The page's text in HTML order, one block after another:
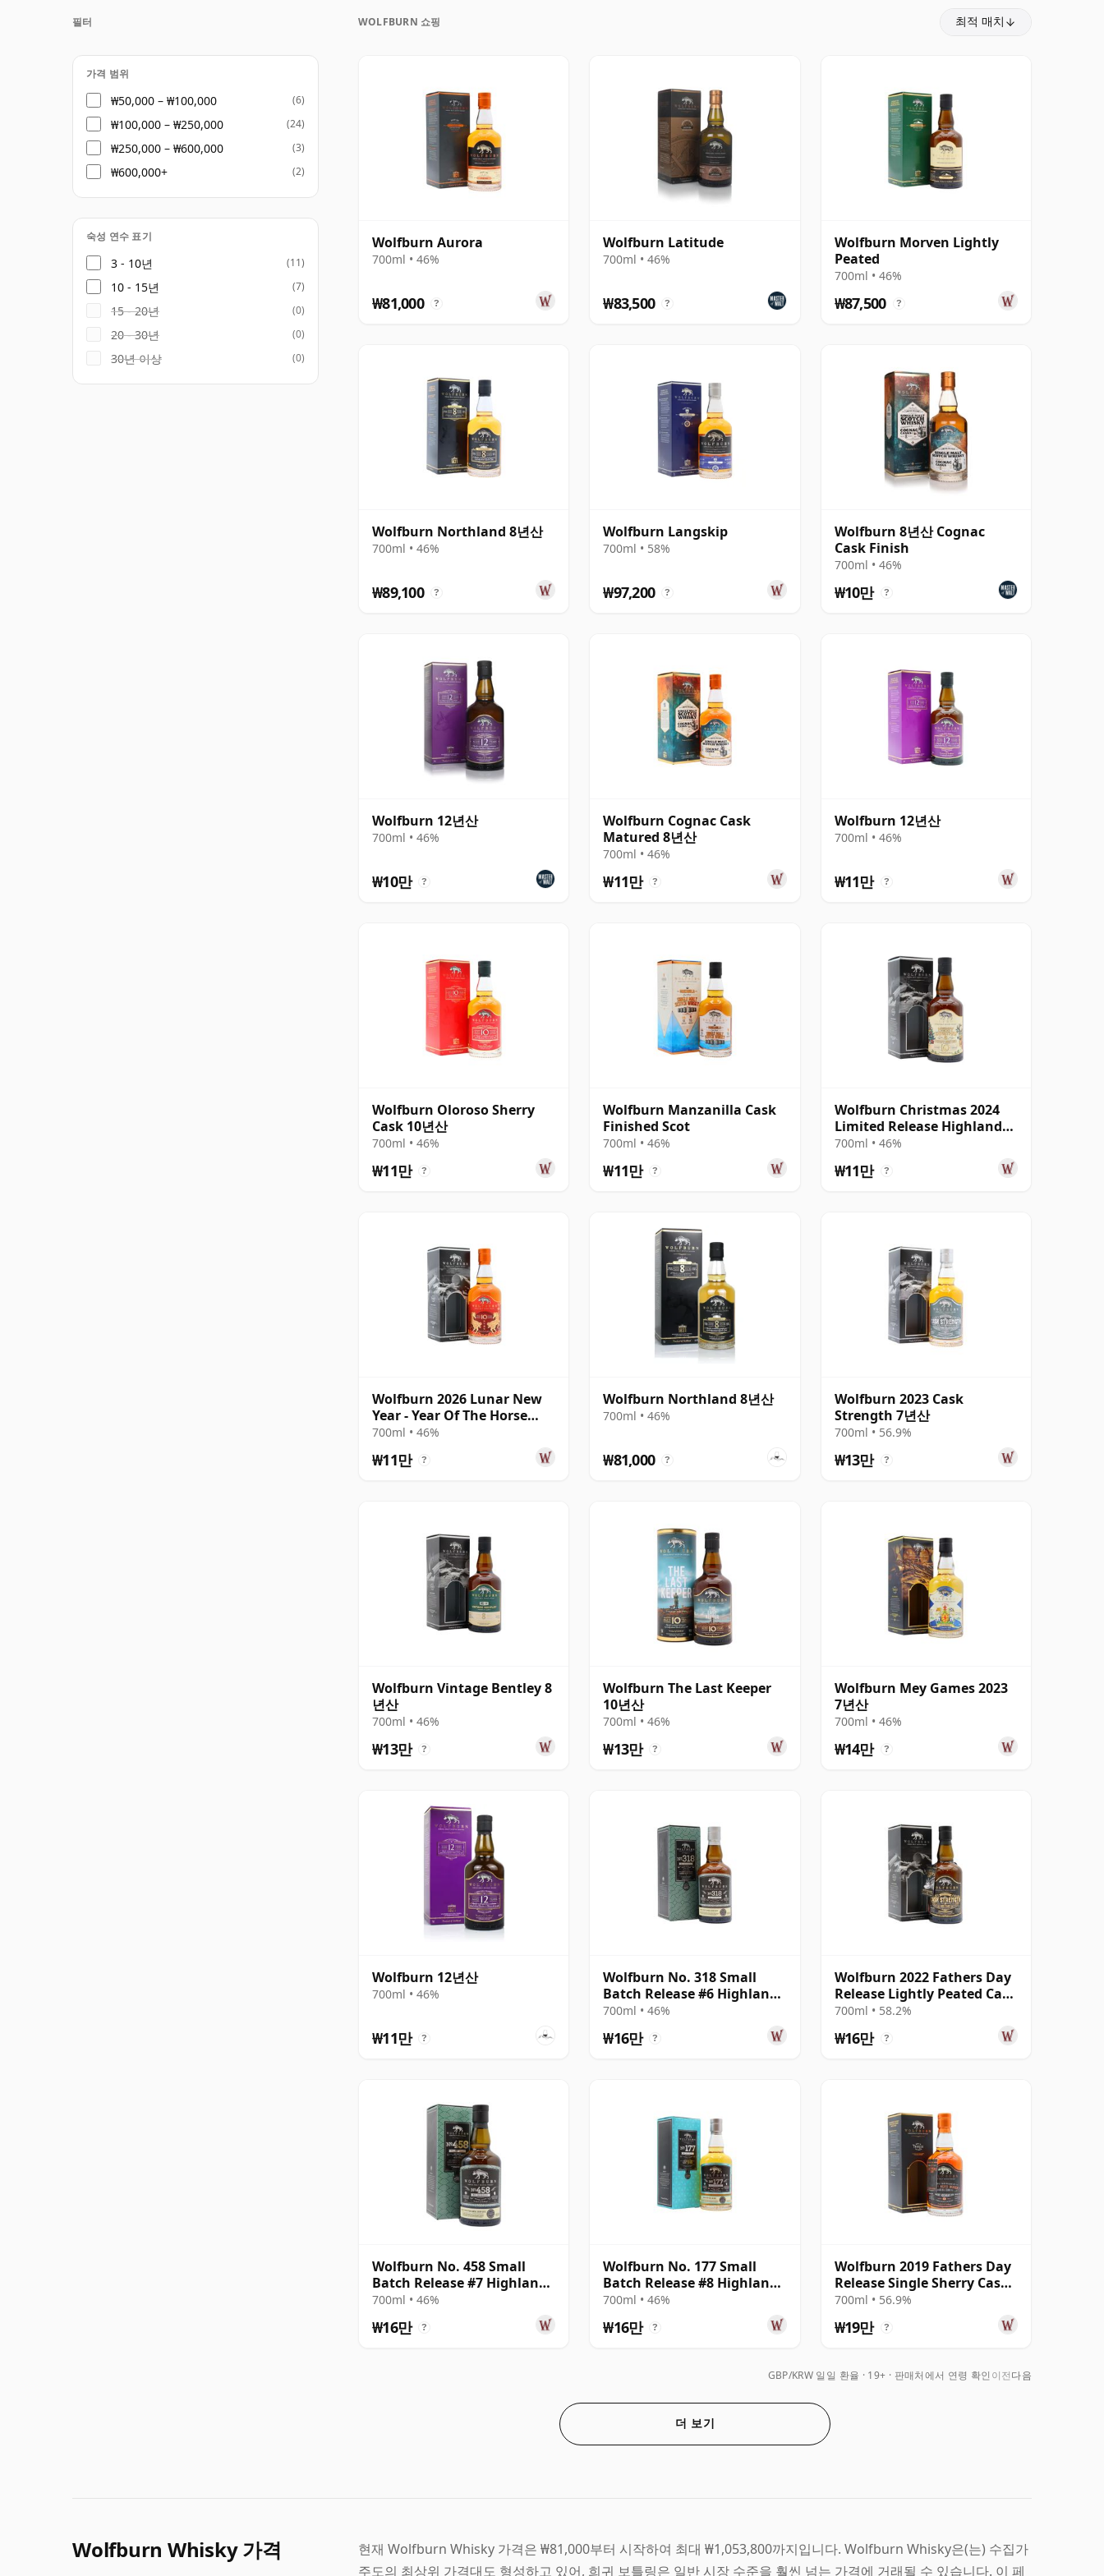
어 있으며, 각각 피트를 사용하지 않은 부드럽게 과일향이 나는 것부터 더욱 스모키한 캐스크 스트렝
스 릴리스까지 울프번 스타일의 약간씩 다른 면을 보여줍니다.
울프번은 또한 실무 중심의 접근 방식과 서소에서 점점 확고해지는 방문객 존재감을 갖춘 독립적인
북부 증류소로서 강한 정체성을 발전시켜 왔습니다. 현재 팀 페이지는 이안 커를 현재 증류소 매니저
로 소개하기보다는 더 광범위한 생산 및 운영 팀을 강조하고 있어, 한 명의 특정 인물보다는 긴밀한 팀
에 의해 형성된 현대적 증류소로 설명하는 것이 더 적절합니다.
WOLFBURN 쇼핑 최적 매치
Wolfburn Aurora
700ml • 46%
₩81,000 ?
Wolfburn Latitude
700ml • 46%
₩83,500 ?
Wolfburn Morven Lightly
Peated
700ml • 46%
₩87,500 ?
Wolfburn Northland 8년산
700ml • 46%
₩89,100 ?
Wolfburn Langskip
700ml • 58%
₩97,200 ?
Wolfburn 8년산 Cognac
Cask Finish
700ml • 46%
₩10만 ?
Wolfburn 12년산
700ml • 46%
₩10만 ?
Wolfburn Cognac Cask
Matured 8년산
700ml • 46%
₩11만 ?
Wolfburn 12년산
700ml • 46%
₩11만 ?
Wolfburn Oloroso Sherry
Cask 10년산
700ml • 46%
₩11만 ?
Wolfburn Manzanilla Cask
Finished Scot
700ml • 46%
₩11만 ?
Wolfburn Christmas 2024
Limited Release Highland
Single Mal 10년산
700ml • 46%
₩11만 ?
Wolfburn 2026 Lunar New
Year - Year Of The Horse
Single Ma 10년산
700ml • 46%
₩11만 ?
Wolfburn Northland 8년산
700ml • 46%
₩81,000 ?
Wolfburn 2023 Cask
Strength 7년산
700ml • 56.9%
₩13만 ?
Wolfburn Vintage Bentley 8
년산
700ml • 46%
₩13만 ?
Wolfburn The Last Keeper
10년산
700ml • 46%
₩13만 ?
Wolfburn Mey Games 2023
7년산
700ml • 46%
₩14만 ?
Wolfburn 12년산
700ml • 46%
₩11만 ?
Wolfburn No. 318 Small
Batch Release #6 Highland
Single Mal
700ml • 46%
₩16만 ?
Wolfburn 2022 Fathers Day
Release Lightly Peated Cask
Stren 7년산
700ml • 58.2%
₩16만 ?
Wolfburn No. 458 Small
Batch Release #7 Highland
Single Mal
700ml • 46%
₩16만 ?
Wolfburn No. 177 Small
Batch Release #8 Highland
Single Mal
700ml • 46%
₩16만 ?
Wolfburn 2019 Fathers Day
Release Single Sherry Cask
#87
700ml • 56.9%
₩19만 ?
더 보기
GBP/KRW 일일 환율 19+ · 판매처에서 연령 확인 이전다음
필터
가격 범위
₩50,000 – ₩100,000 (6)
₩100,000 – ₩250,000 (24)
₩250,000 – ₩600,000 (3)
₩600,000+ (2)
숙성 연수 표기
3 - 10년 (11)
10 - 15년 (7)
15 - 20년 (0)
20 - 30년 (0)
30년 이상 (0)
Wolfburn Whisky 가격
현재 Wolfburn Whisky 가격은 ₩81,000부터 시작하여 최대 ₩1,053,800까지입니다. Wolfburn Whisky은(는) 수집가
주도의 최상위 가격대도 형성하고 있어, 희귀 보틀링은 일반 시장 수준을 훨씬 넘는 가격에 거래될 수 있습니다. 이 페